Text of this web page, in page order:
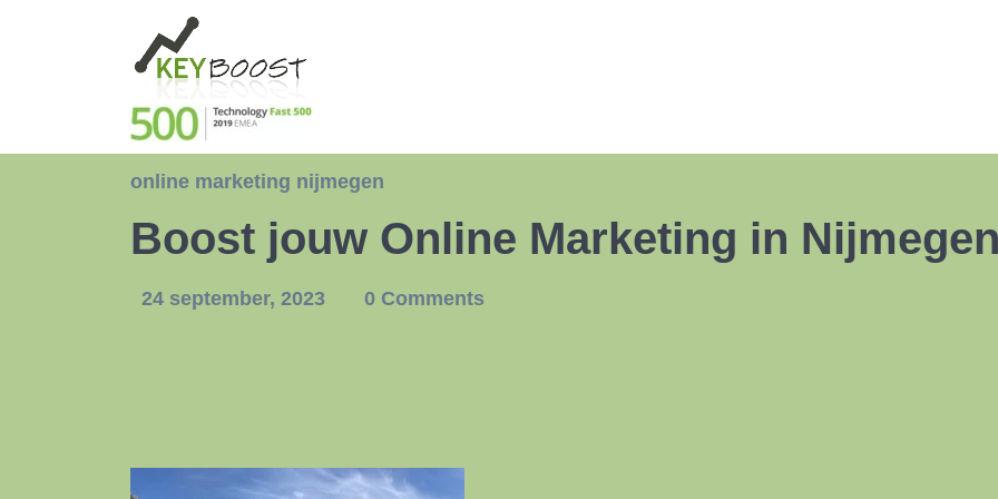
online marketing nijmegen
Boost jouw Online Marketing in
24 september, 2023 0 Comments